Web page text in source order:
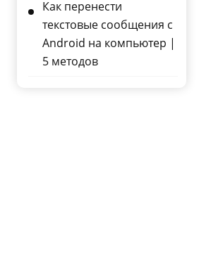
Как перенести
текстовые сообщения с
Android на компьютер |
5 методов